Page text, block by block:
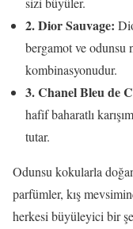
2. Dior Sauvage:
bergamot ve odunsu
kombinasyonudur.
3. Chanel Bleu de
hafif baharatlı
tutar.
Odunsu kokularla
parfümler, kış
herkesi büyüleyici bir